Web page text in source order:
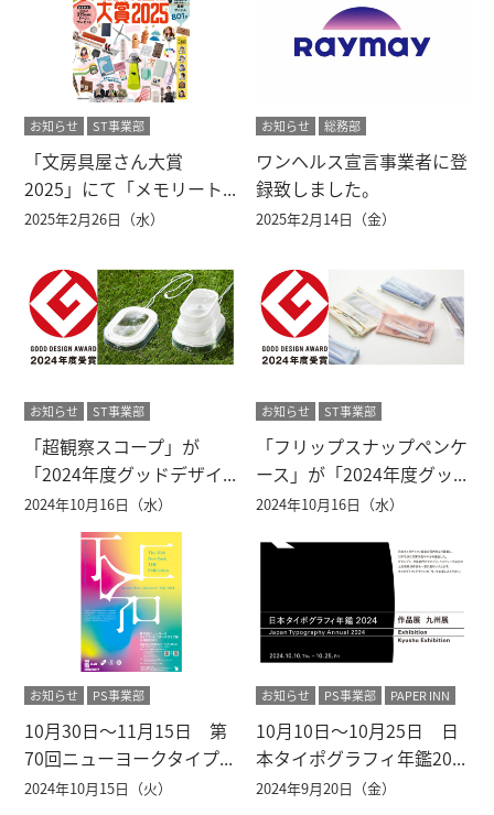
お知らせ ST事業部
「文房具屋さん大賞
2025」にて「メモリート...
2025年2月26日（水）
お知らせ 総務部
ワンヘルス宣言事業者に登
録致しました。
2025年2月14日（金）
お知らせ ST事業部
「超観察スコープ」が
「2024年度グッドデザイ...
2024年10月16日（水）
お知らせ ST事業部
「フリップスナップペンケ
ース」が「2024年度グッ...
2024年10月16日（水）
お知らせ PS事業部
10月30日～11月15日 第
70回ニューヨークタイプ...
2024年10月15日（火）
お知らせ PS事業部 PAPER INN
10月10日～10月25日 日
本タイポグラフィ年鑑20...
2024年9月20日（金）